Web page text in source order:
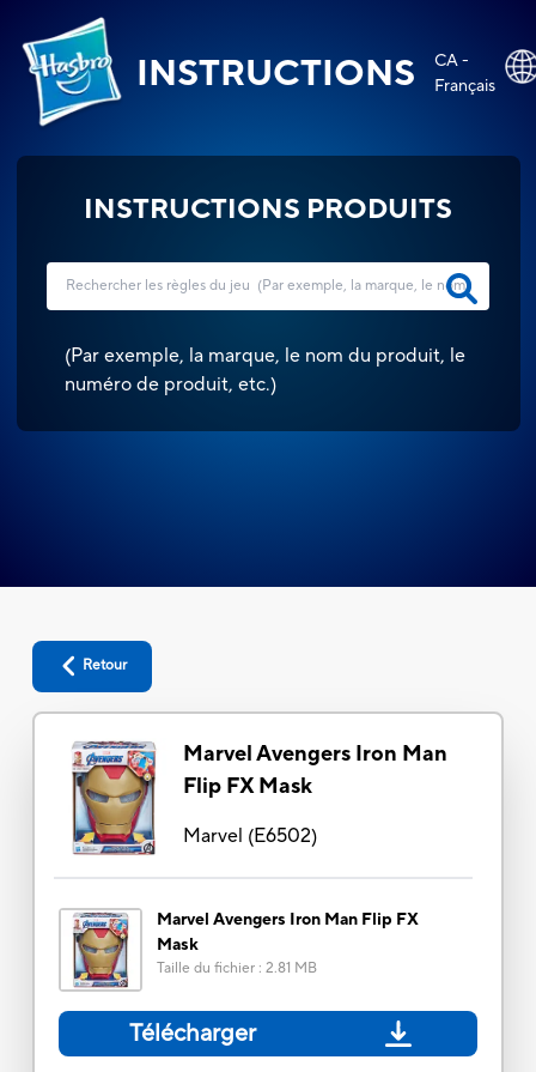
INSTRUCTIONS
CA -
Français
INSTRUCTIONS PRODUITS
(Par exemple, la marque, le nom du produit, le
numéro de produit, etc.)
Retour
Marvel Avengers Iron Man
Flip FX Mask
Marvel (E6502)
Marvel Avengers Iron Man Flip FX
Mask
Taille du fichier: 2.81 MB
Télécharger